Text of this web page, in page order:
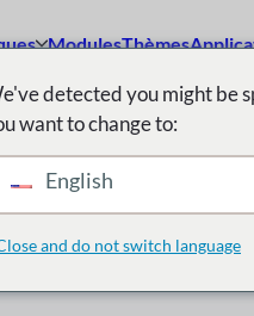
ModulesThèmes
copier les
detected you might be
want to change to:
English
and do not switch language